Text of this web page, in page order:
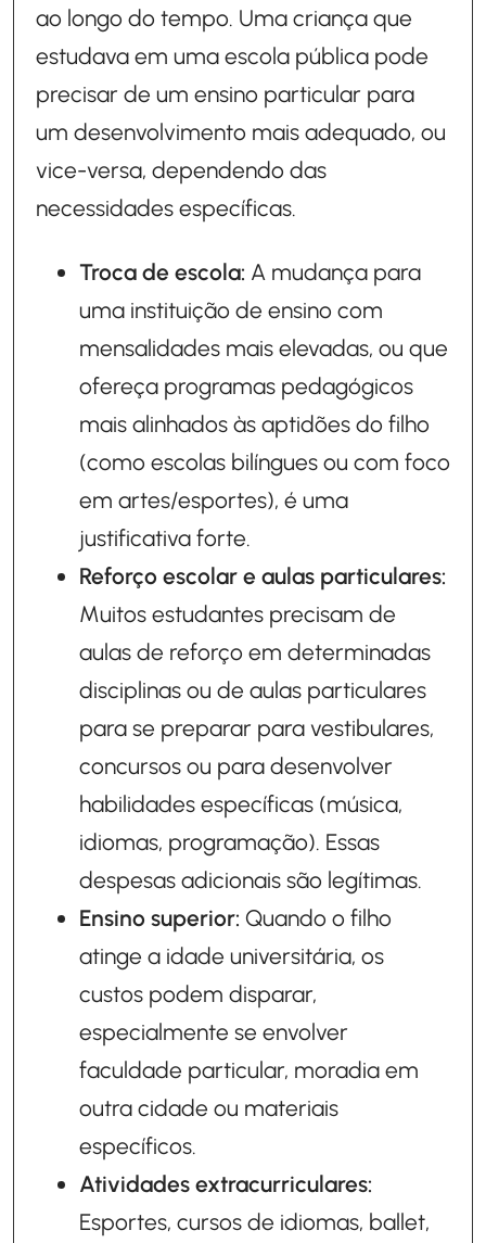
ao longo do tempo. Uma criança que
estudava em uma escola pública pode
precisar de um ensino particular para
um desenvolvimento mais adequado, ou
vice-versa, dependendo das
necessidades específicas.
Troca de escola: A mudança para
uma instituição de ensino com
mensalidades mais elevadas, ou que
ofereça programas pedagógicos
mais alinhados às aptidões do filho
(como escolas bilíngues ou com foco
em artes/esportes), é uma
justificativa forte.
Reforço escolar e aulas particulares:
Muitos estudantes precisam de
aulas de reforço em determinadas
disciplinas ou de aulas particulares
para se preparar para vestibulares,
concursos ou para desenvolver
habilidades específicas (música,
idiomas, programação). Essas
despesas adicionais são legítimas.
Ensino superior: Quando o filho
atinge a idade universitária, os
custos podem disparar,
especialmente se envolver
faculdade particular, moradia em
outra cidade ou materiais
específicos.
Atividades extracurriculares:
Esportes, cursos de idiomas, ballet,